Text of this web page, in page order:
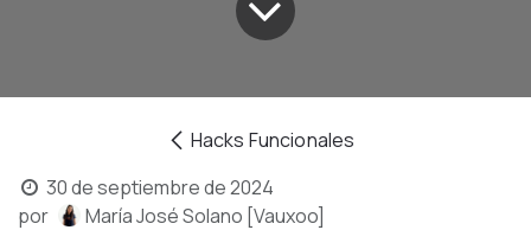
Hacks Funcionales
30 de septiembre de 2024
por
María José Solano [Vauxoo]